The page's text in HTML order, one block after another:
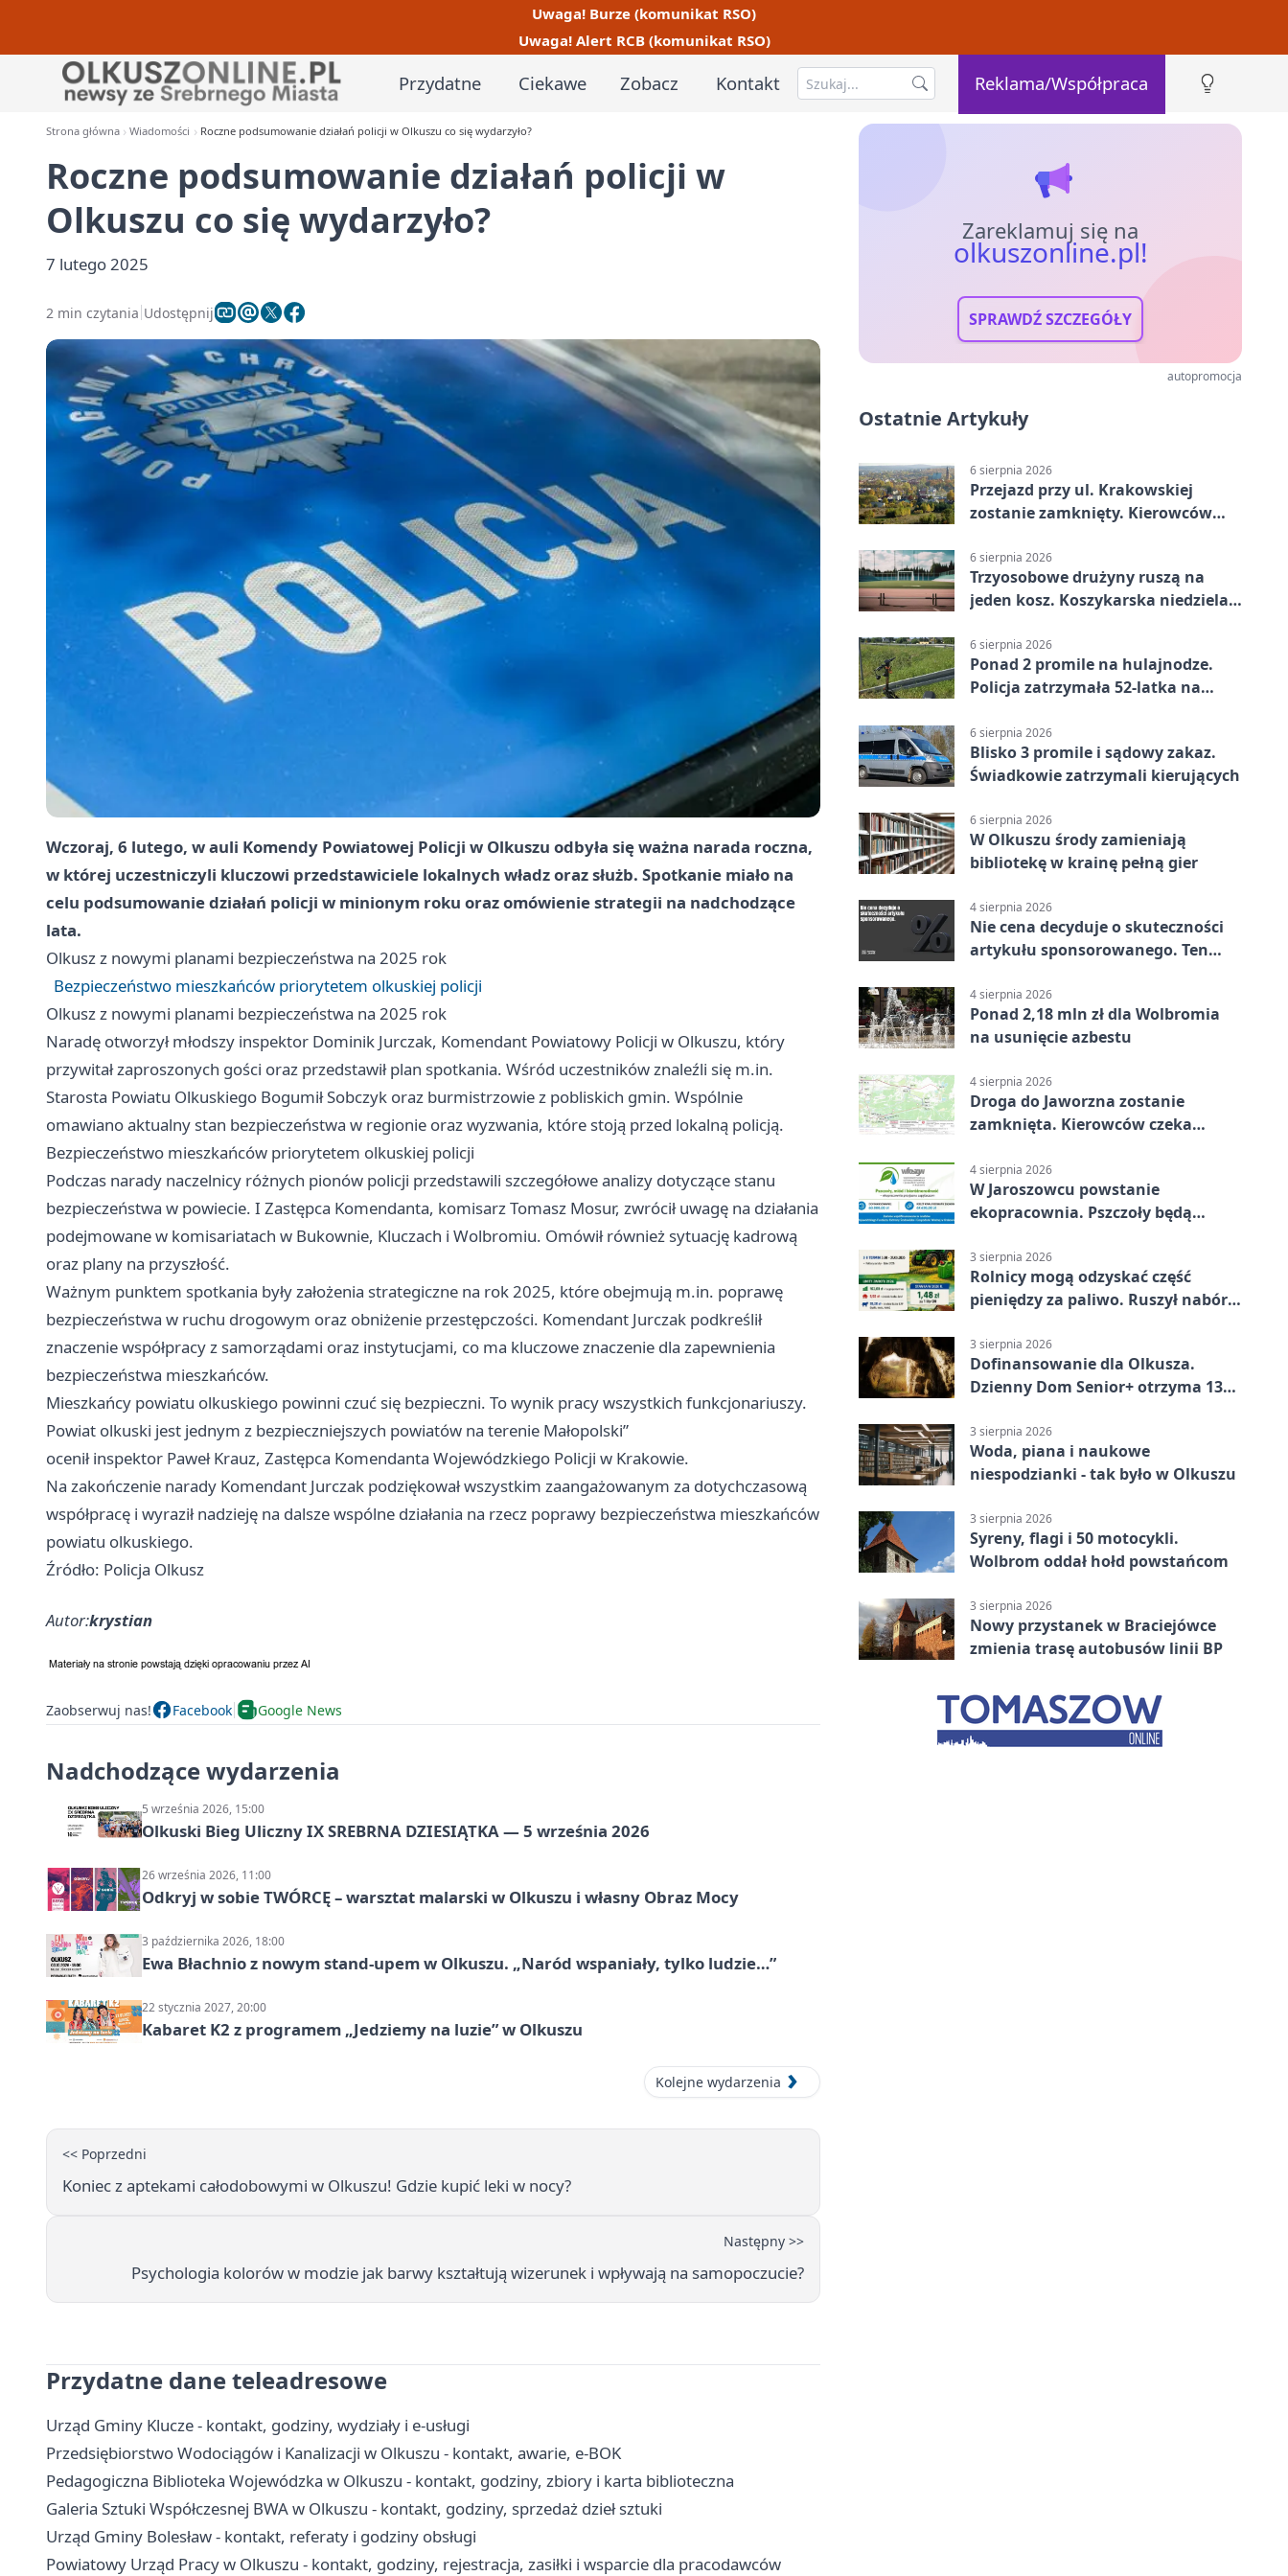
Uwaga! Burze (komunikat RSO)
Uwaga! Alert RCB (komunikat RSO)
Przydatne Ciekawe Zobacz Kontakt Reklama/Współpraca
Strona główna Wiadomości Roczne podsumowanie działań policji w Olkuszu co się wydarzyło?
Roczne podsumowanie działań policji w
Olkuszu co się wydarzyło?
7 lutego 2025
2 min czytania Udostępnij
Wczoraj, 6 lutego, w auli Komendy Powiatowej Policji w Olkuszu odbyła się ważna narada roczna,
w której uczestniczyli kluczowi przedstawiciele lokalnych władz oraz służb. Spotkanie miało na
celu podsumowanie działań policji w minionym roku oraz omówienie strategii na nadchodzące
lata.
Olkuszz nowymi planami bezpieczeństwa na 2025 rok
Bezpieczeństwo mieszkańców priorytetem olkuskiej policji
Olkuszz nowymi planami bezpieczeństwa na 2025 rok
Naradę otworzył młodszy inspektor Dominik Jurczak, Komendant Powiatowy Policji w Olkuszu, który
przywitał zaproszonych gości oraz przedstawił plan spotkania. Wśród uczestników znaleźli się m.in.
Starosta Powiatu Olkuskiego Bogumił Sobczyk oraz burmistrzowie z pobliskich gmin. Wspólnie
omawiano aktualny stan bezpieczeństwa w regionie oraz wyzwania, które stoją przed lokalną policją.
Bezpieczeństwo mieszkańców priorytetem olkuskiej policji
Podczas narady naczelnicy różnych pionów policji przedstawili szczegółowe analizy dotyczące stanu
bezpieczeństwa w powiecie. I Zastępca Komendanta, komisarz Tomasz Mosur, zwrócił uwagę na działania
podejmowane w komisariatach w Bukownie, Kluczach i Wolbromiu. Omówił również sytuację kadrową
oraz plany na przyszłość.
Ważnym punktem spotkania były założenia strategiczne na rok 2025, które obejmują m.in. poprawę
bezpieczeństwa w ruchu drogowym oraz obniżenie przestępczości. Komendant Jurczak podkreślił
znaczenie współpracy z samorządami oraz instytucjami, co ma kluczowe znaczenie dla zapewnienia
bezpieczeństwa mieszkańców.
Mieszkańcy powiatu olkuskiego powinni czuć się bezpieczni. To wynik pracy wszystkich funkcjonariuszy.
Powiat olkuski jest jednym z bezpieczniejszych powiatów na terenie Małopolski”
ocenił inspektor Paweł Krauz, Zastępca Komendanta Wojewódzkiego Policji w Krakowie.
Na zakończenie narady Komendant Jurczak podziękował wszystkim zaangażowanym za dotychczasową
współpracę i wyraził nadzieję na dalsze wspólne działania na rzecz poprawy bezpieczeństwa mieszkańców
powiatu olkuskiego.
Źródło: Policja Olkusz
Autor:krystian
Zaobserwuj nas! Facebook Google News
Nadchodzące wydarzenia
5 września 2026, 15:00
Olkuski Bieg Uliczny IX SREBRNA DZIESIĄTKA — 5 września 2026
26 września 2026, 11:00
Odkryj w sobie TWÓRCĘ – warsztat malarski w Olkuszu i własny Obraz Mocy
3 października 2026, 18:00
Ewa Błachnio z nowym stand-upem w Olkuszu. „Naród wspaniały, tylko ludzie…”
22 stycznia 2027, 20:00
Kabaret K2 z programem „Jedziemy na luzie” w Olkuszu
Kolejne wydarzenia
<< Poprzedni
Koniec z aptekami całodobowymi w Olkuszu! Gdzie kupić leki w nocy?
Następny >>
Psychologia kolorów w modzie jak barwy kształtują wizerunek i wpływają na samopoczucie?
Przydatne dane teleadresowe
Urząd Gminy Klucze - kontakt, godziny, wydziały i e-usługi
Przedsiębiorstwo Wodociągów i Kanalizacji w Olkuszu - kontakt, awarie, e-BOK
Pedagogiczna Biblioteka Wojewódzka w Olkuszu - kontakt, godziny, zbiory i karta biblioteczna
Galeria Sztuki Współczesnej BWA w Olkuszu - kontakt, godziny, sprzedaż dzieł sztuki
Urząd Gminy Bolesław - kontakt, referaty i godziny obsługi
Powiatowy Urząd Pracy w Olkuszu - kontakt, godziny, rejestracja, zasiłki i wsparcie dla pracodawców
Zareklamuj się na
olkuszonline.pl!
SPRAWDŹ SZCZEGÓŁY
autopromocja
Ostatnie Artykuły
6 sierpnia 2026
Przejazd przy ul. Krakowskiej
zostanie zamknięty. Kierowców
6 sierpnia 2026
Trzyosobowe drużyny ruszą na
jeden kosz. Koszykarska niedziela
6 sierpnia 2026
Ponad 2 promile na hulajnodze.
Policja zatrzymała 52-latka na
6 sierpnia 2026
Blisko 3 promile i sądowy zakaz.
Świadkowie zatrzymali kierujących
6 sierpnia 2026
W Olkuszu środy zamieniają
bibliotekę w krainę pełną gier
4 sierpnia 2026
Nie cena decyduje o skuteczności
artykułu sponsorowanego. Ten
4 sierpnia 2026
Ponad 2,18 mln zł dla Wolbromia
na usunięcie azbestu
4 sierpnia 2026
Droga do Jaworzna zostanie
zamknięta. Kierowców czeka
4 sierpnia 2026
W Jaroszowcu powstanie
ekopracownia. Pszczoły będą
3 sierpnia 2026
Rolnicy mogą odzyskać część
pieniędzy za paliwo. Ruszył nabór
3 sierpnia 2026
Dofinansowanie dla Olkusza.
Dzienny Dom Senior+ otrzyma 134
3 sierpnia 2026
Woda, piana i naukowe
niespodzianki - tak było w Olkuszu
3 sierpnia 2026
Syreny, flagi i 50 motocykli.
Wolbrom oddał hołd powstańcom
3 sierpnia 2026
Nowy przystanek w Braciejówce
zmienia trasę autobusów linii BP